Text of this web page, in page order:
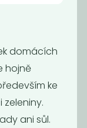
česnek
domácích
hojně
ke
zeleniny.
ani sůl.